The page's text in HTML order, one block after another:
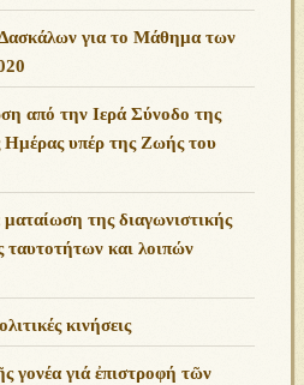
για το Μάθημα των
από την Ιερά Σύνοδο της
Ημέρας υπέρ της Ζωής του
της διαγωνιστικής
ταυτοτήτων και λοιπών
κινήσεις
γονέα γιά ἐπιστροφή τῶν